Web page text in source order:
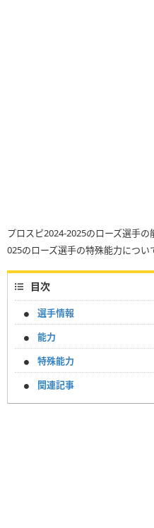
プロスピ2024-2025のローズ選手
025のローズ選手の特殊能力につい
目次
選手情報
能力
特殊能力
関連記事